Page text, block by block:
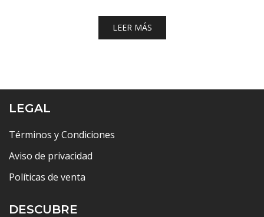
LEER MÁS
LEGAL
Términos y Condiciones
Aviso de privacidad
Políticas de venta
DESCUBRE